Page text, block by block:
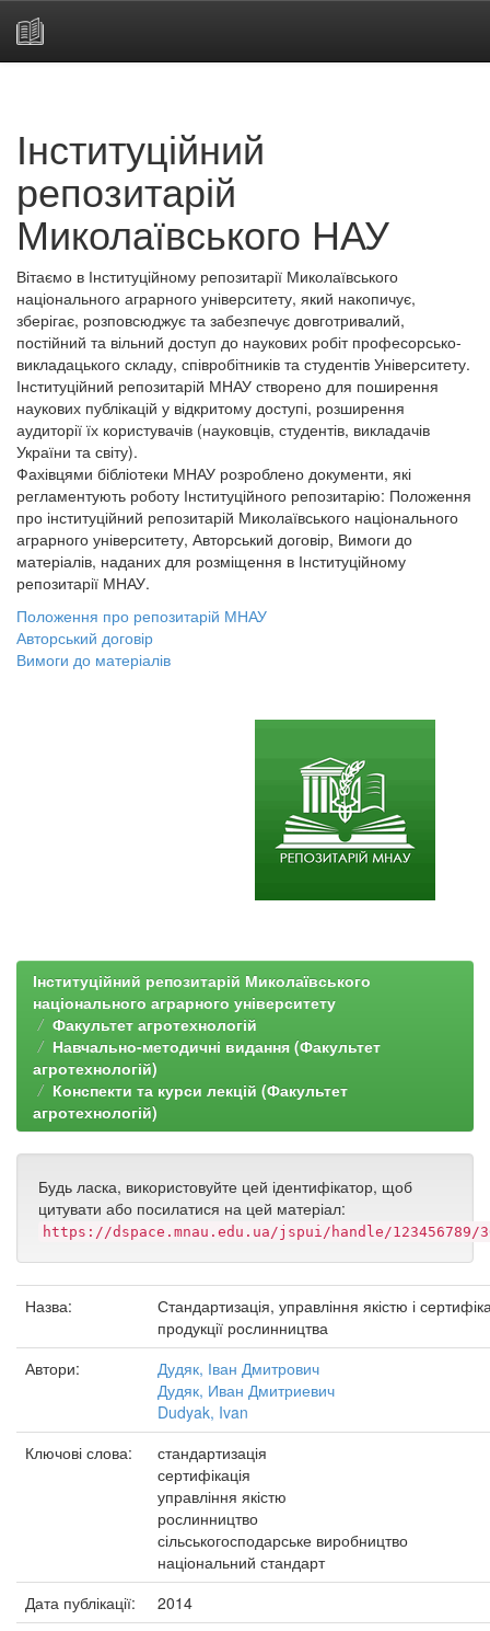
Інституційний
репозитарій
Миколаївського НАУ
Вітаємо в Інституційному репозитарії Миколаївського
національного аграрного університету, який накопичує,
зберігає, розповсюджує та забезпечує довготривалий,
постійний та вільний доступ до наукових робіт професорсько-
викладацького складу, співробітників та студентів Університету.
Інституційний репозитарій МНАУ створено для поширення
наукових публікацій у відкритому доступі, розширення
аудиторії їх користувачів (науковців, студентів, викладачів
України та світу).
Фахівцями бібліотеки МНАУ розроблено документи, які
регламентують роботу Інституційного репозитарію: Положення
про інституційний репозитарій Миколаївського національного
аграрного університету, Авторський договір, Вимоги до
матеріалів, наданих для розміщення в Інституційному
репозитарії МНАУ.
Положення про репозитарій МНАУ
Авторський договір
Вимоги до матеріалів
Інституційний репозитарій Миколаївського
національного аграрного університету
Факультет агротехнологій
Навчально-методичні видання (Факультет
агротехнологій)
Конспекти та курси лекцій (Факультет
агротехнологій)
Будь ласка, використовуйте цей ідентифікатор, щоб
цитувати або посилатися на цей матеріал:
https://dspace.mnau.edu.ua/jspui/handle/123456789/
Назва:
Стандартизація, управління якістю і
продукції рослинництва
Автори:
Дудяк, Іван Дмитрович
Дудяк, Иван Дмитриевич
Dudyak, Ivan
Ключові слова:
стандартизація
сертифікація
управління якістю
рослинництво
сільськогосподарське виробництво
національний стандарт
Дата публікації:
2014